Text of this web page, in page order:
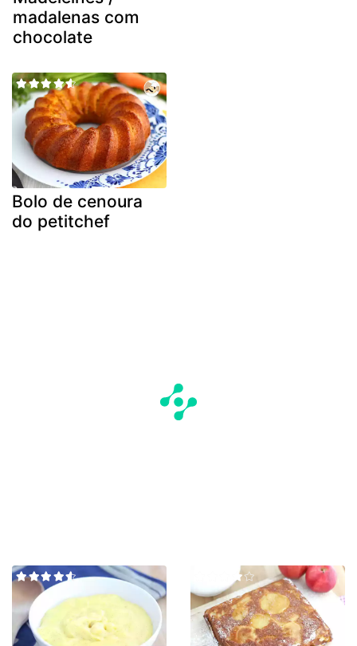
madalenas com
chocolate
Bolo de cenoura
do petitchef